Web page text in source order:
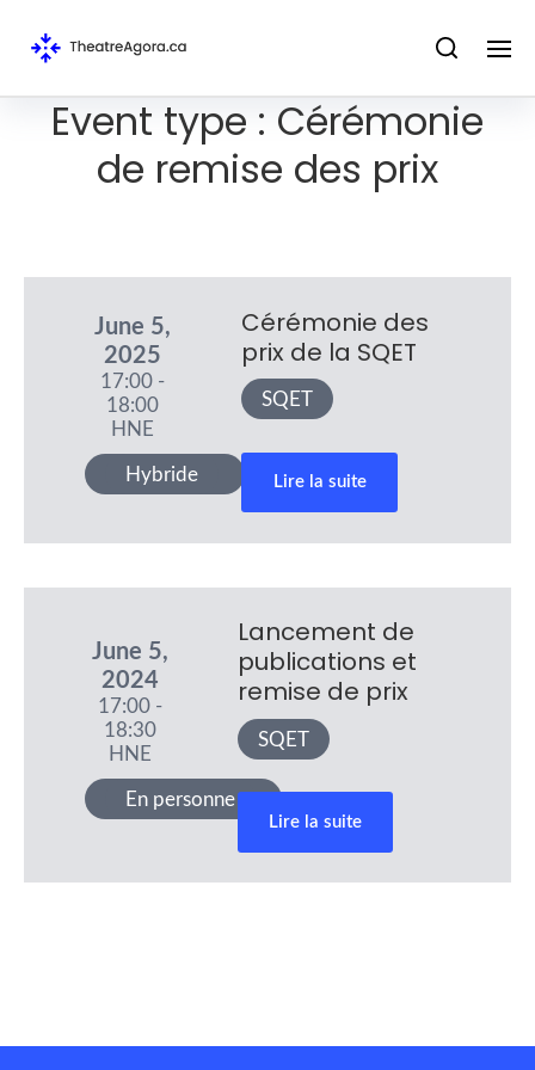
Event type : Cérémonie
de remise des prix
June 5,
2025
17:00 -
18:00
HNE
Hybride
Cérémonie des
prix de la SQET
SQET
Lire la suite
June 5,
2024
17:00 -
18:30
HNE
En personne
Lancement de
publications et
remise de prix
SQET
Lire la suite